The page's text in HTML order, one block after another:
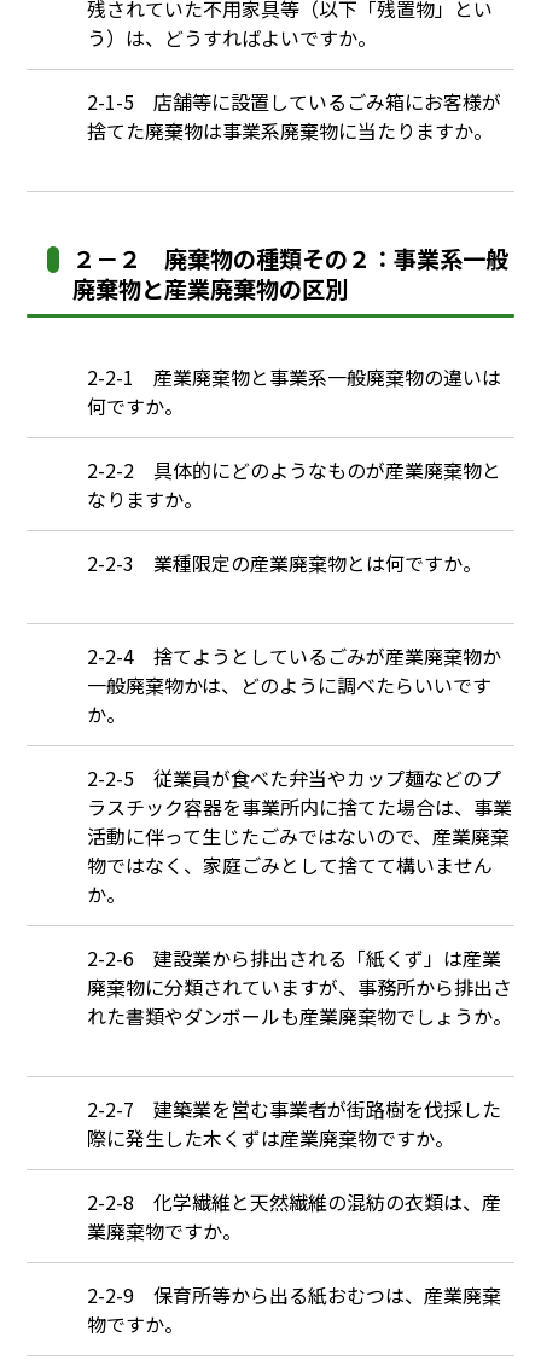
残されていた不用家具等（以下「残置物」とい
う）は、どうすればよいですか。
2-1-5 店舗等に設置しているごみ箱にお客様が
捨てた廃棄物は事業系廃棄物に当たりますか。
２－２ 廃棄物の種類その２：事業系一般
廃棄物と産業廃棄物の区別
2-2-1 産業廃棄物と事業系一般廃棄物の違いは
何ですか。
2-2-2 具体的にどのようなものが産業廃棄物と
なりますか。
2-2-3 業種限定の産業廃棄物とは何ですか。
2-2-4 捨てようとしているごみが産業廃棄物か
一般廃棄物かは、どのように調べたらいいです
か。
2-2-5 従業員が食べた弁当やカップ麺などのプ
ラスチック容器を事業所内に捨てた場合は、事業
活動に伴って生じたごみではないので、産業廃棄
物ではなく、家庭ごみとして捨てて構いません
か。
2-2-6 建設業から排出される「紙くず」は産業
廃棄物に分類されていますが、事務所から排出さ
れた書類やダンボールも産業廃棄物でしょうか。
2-2-7 建築業を営む事業者が街路樹を伐採した
際に発生した木くずは産業廃棄物ですか。
2-2-8 化学繊維と天然繊維の混紡の衣類は、産
業廃棄物ですか。
2-2-9 保育所等から出る紙おむつは、産業廃棄
物ですか。